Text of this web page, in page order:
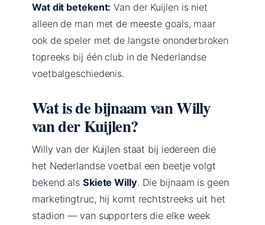
Wat dit betekent: Van der Kuijlen is niet
alleen de man met de meeste goals, maar
ook de speler met de langste ononderbroken
topreeks bij één club in de Nederlandse
voetbalgeschiedenis.
Wat is de bijnaam van Willy
van der Kuijlen?
Willy van der Kuijlen staat bij iedereen die
het Nederlandse voetbal een beetje volgt
bekend als Skiete Willy. Die bijnaam is geen
marketingtruc, hij komt rechtstreeks uit het
stadion — van supporters die elke week